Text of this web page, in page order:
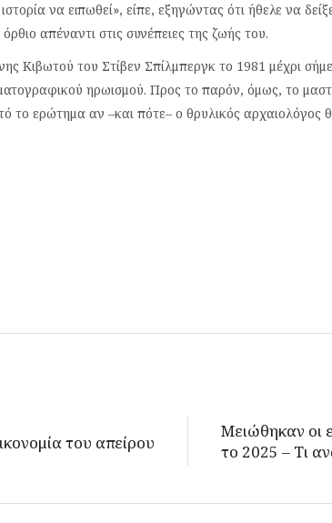
να ειπωθεί», είπε, εξηγώντας ότι ήθελε να
απέναντι στις συνέπειες της ζωής του.
Κιβωτού του Στίβεν Σπίλμπεργκ το 1981 μέχρι
ηρωισμού. Προς το παρόν, όμως, το
το ερώτημα αν –και πότε– ο θρυλικός αρχαιολόγος
του απείρου
Μειώθηκαν οι
το 2025 – Τι